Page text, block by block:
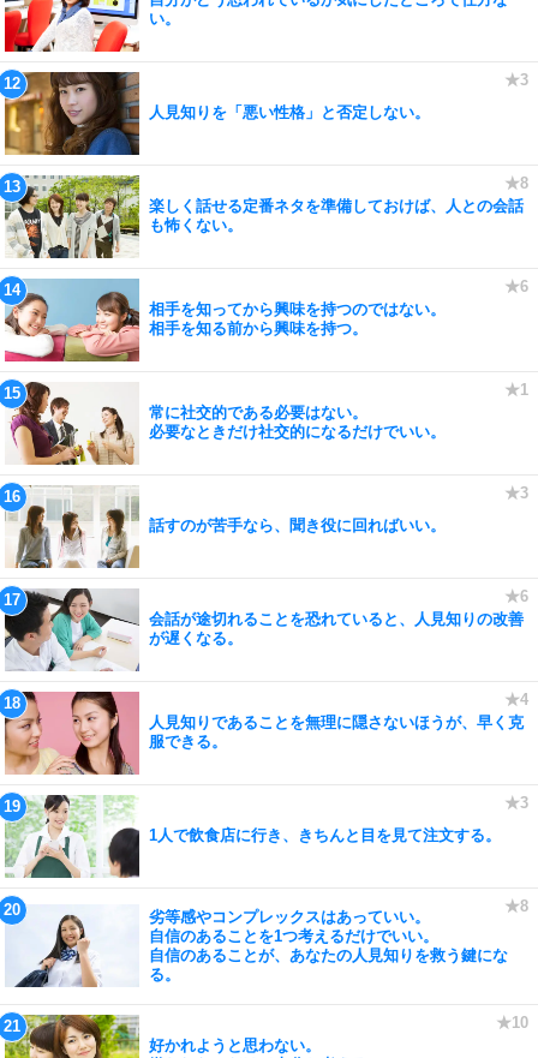
い。
人見知りを「悪い性格」と否定しない。
楽しく話せる定番ネタを準備しておけば、人との会話
も怖くない。
相手を知ってから興味を持つのではない。
相手を知る前から興味を持つ。
常に社交的である必要はない。
必要なときだけ社交的になるだけでいい。
話すのが苦手なら、聞き役に回ればいい。
会話が途切れることを恐れていると、人見知りの改善
が遅くなる。
人見知りであることを無理に隠さないほうが、早く克
服できる。
1人で飲食店に行き、きちんと目を見て注文する。
劣等感やコンプレックスはあっていい。
自信のあることを1つ考えるだけでいい。
自信のあることが、あなたの人見知りを救う鍵にな
る。
好かれようと思わない。